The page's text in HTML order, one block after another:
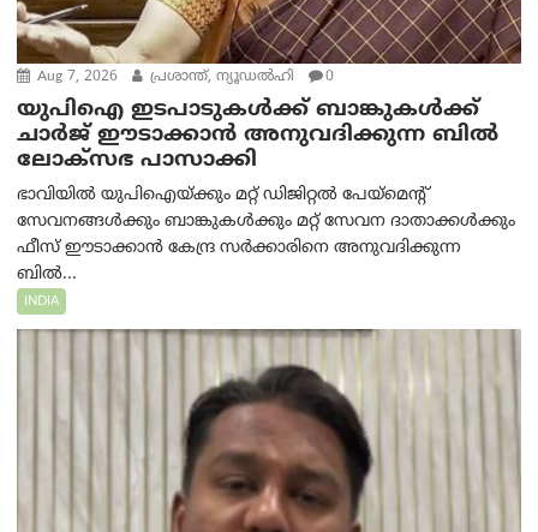
Aug 7, 2026 പ്രശാന്ത്, ന്യൂഡല്‍ഹി 0
യുപിഐ ഇടപാടുകൾക്ക് ബാങ്കുകൾക്ക്
ചാർജ് ഈടാക്കാൻ അനുവദിക്കുന്ന ബിൽ
ലോക്‌സഭ പാസാക്കി
ഭാവിയിൽ യുപിഐയ്ക്കും മറ്റ് ഡിജിറ്റൽ പേയ്‌മെന്റ്
സേവനങ്ങൾക്കും ബാങ്കുകൾക്കും മറ്റ് സേവന ദാതാക്കൾക്കും
ഫീസ് ഈടാക്കാൻ കേന്ദ്ര സർക്കാരിനെ അനുവദിക്കുന്ന
ബിൽ...
INDIA